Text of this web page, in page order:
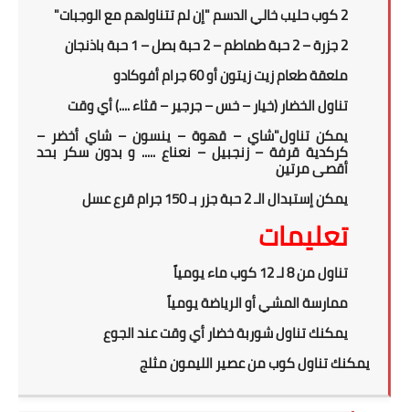
2 كوب حليب خالي الدسم "إن لم تتناولهم مع الوجبات"
2 جزرة – 2 حبة طماطم – 2 حبة بصل – 1 حبة باذنجان
ملعقة طعام زيت زيتون أو 60 جرام أفوكادو
تناول الخضار (خيار – خس – جرجير – قثاء ....) أي وقت
يمكن تناول"شاي – قهوة – ينسون – شاي أخضر –
كركدية قرفة – زنجبيل – نعناع ..... و بدون سكر بحد
أقصى مرتين
يمكن إستبدال الـ 2 حبة جزر بـ 150 جرام قرع عسل
تعليمات
تناول من 8 لـ 12 كوب ماء يومياً
ممارسة المشي أو الرياضة يومياً
يمكنك تناول شوربة خضار أي وقت عند الجوع
يمكنك تناول كوب من عصير الليمون مثلج